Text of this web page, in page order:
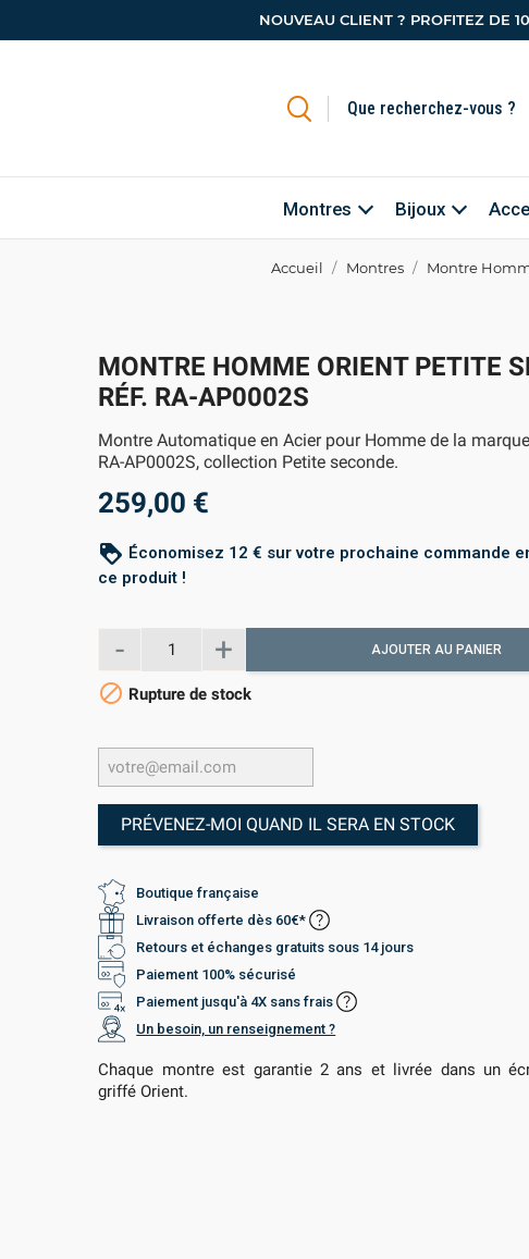
NOUVEAU CLIENT ? PROFITEZ DE
Montres Bijoux
Accueil Montres Montre
MONTRE HOMME ORIENT PETITE
RÉF. RA-AP0002S
Montre Automatique en Acier pour Homme de la
RA-AP0002S, collection Petite seconde.
259,00 €
loyalty Économisez 12 € sur votre prochaine commande
ce produit !
AJOUTER AU PANIER
 Rupture de stock
PRÉVENEZ-MOI QUAND IL SERA EN STOCK
Boutique française
Livraison offerte dès 60€*
Retours et échanges gratuits sous 14 jours
Paiement 100% sécurisé
Paiement jusqu'à 4X sans frais
Un besoin, un renseignement ?
Chaque montre est garantie 2 ans et livrée dans un
griffé Orient.